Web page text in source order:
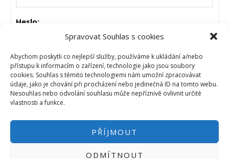
Spravovat Souhlas s cookies
Abychom poskytli co nejlepší služby, používáme k ukládání a/nebo
přístupu k informacím o zařízení, technologie jako jsou soubory
cookies. Souhlas s těmito technologiemi nám umožní zpracovávat
údaje, jako je chování při procházení nebo jedinečná ID na tomto webu.
Nesouhlas nebo odvolání souhlasu může nepříznivě ovlivnit určité
vlastnosti a funkce.
PŘÍJMOUT
ODMÍTNOUT
Heslo:
Zůstat přihlášen
PŘIHLÁSIT